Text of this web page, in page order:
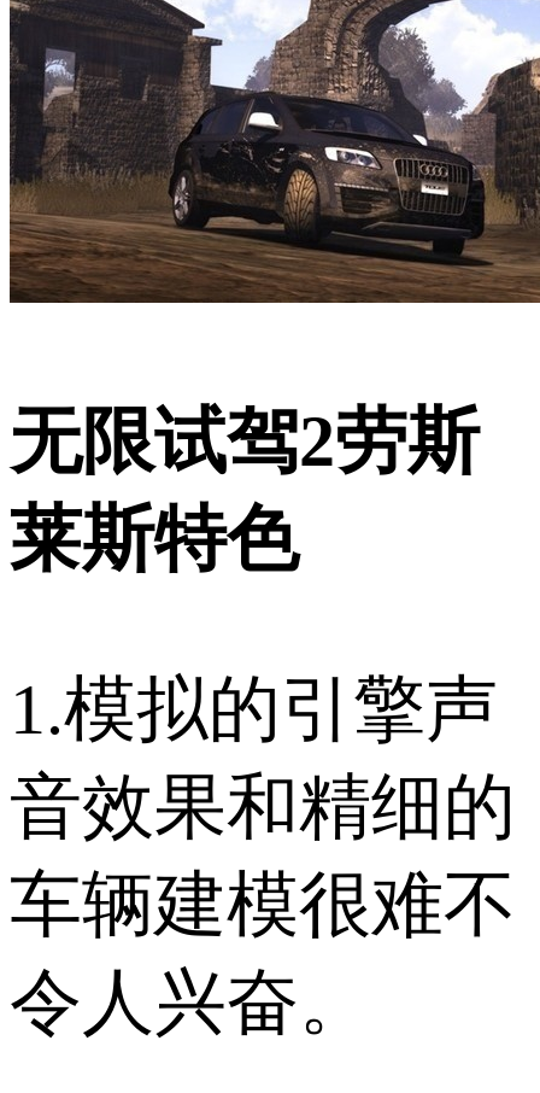
无限试驾2劳斯
莱斯特色
1.模拟的引擎声
音效果和精细的
车辆建模很难不
令人兴奋。